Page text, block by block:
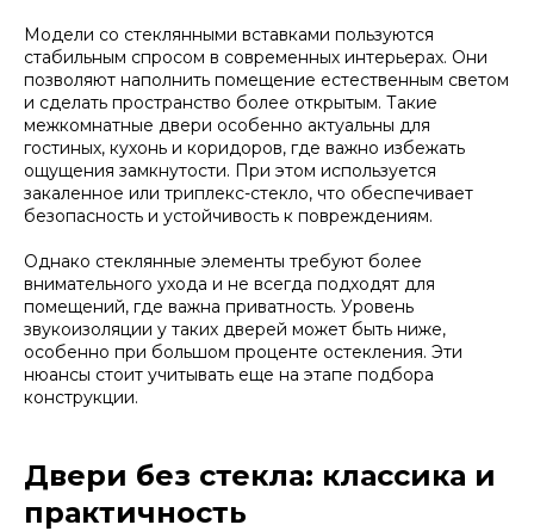
Модели со стеклянными вставками пользуются
стабильным спросом в современных интерьерах. Они
позволяют наполнить помещение естественным светом
и сделать пространство более открытым. Такие
межкомнатные двери особенно актуальны для
гостиных, кухонь и коридоров, где важно избежать
ощущения замкнутости. При этом используется
закаленное или триплекс-стекло, что обеспечивает
безопасность и устойчивость к повреждениям.
Однако стеклянные элементы требуют более
внимательного ухода и не всегда подходят для
помещений, где важна приватность. Уровень
звукоизоляции у таких дверей может быть ниже,
особенно при большом проценте остекления. Эти
нюансы стоит учитывать еще на этапе подбора
конструкции.
Двери без стекла: классика и
практичность